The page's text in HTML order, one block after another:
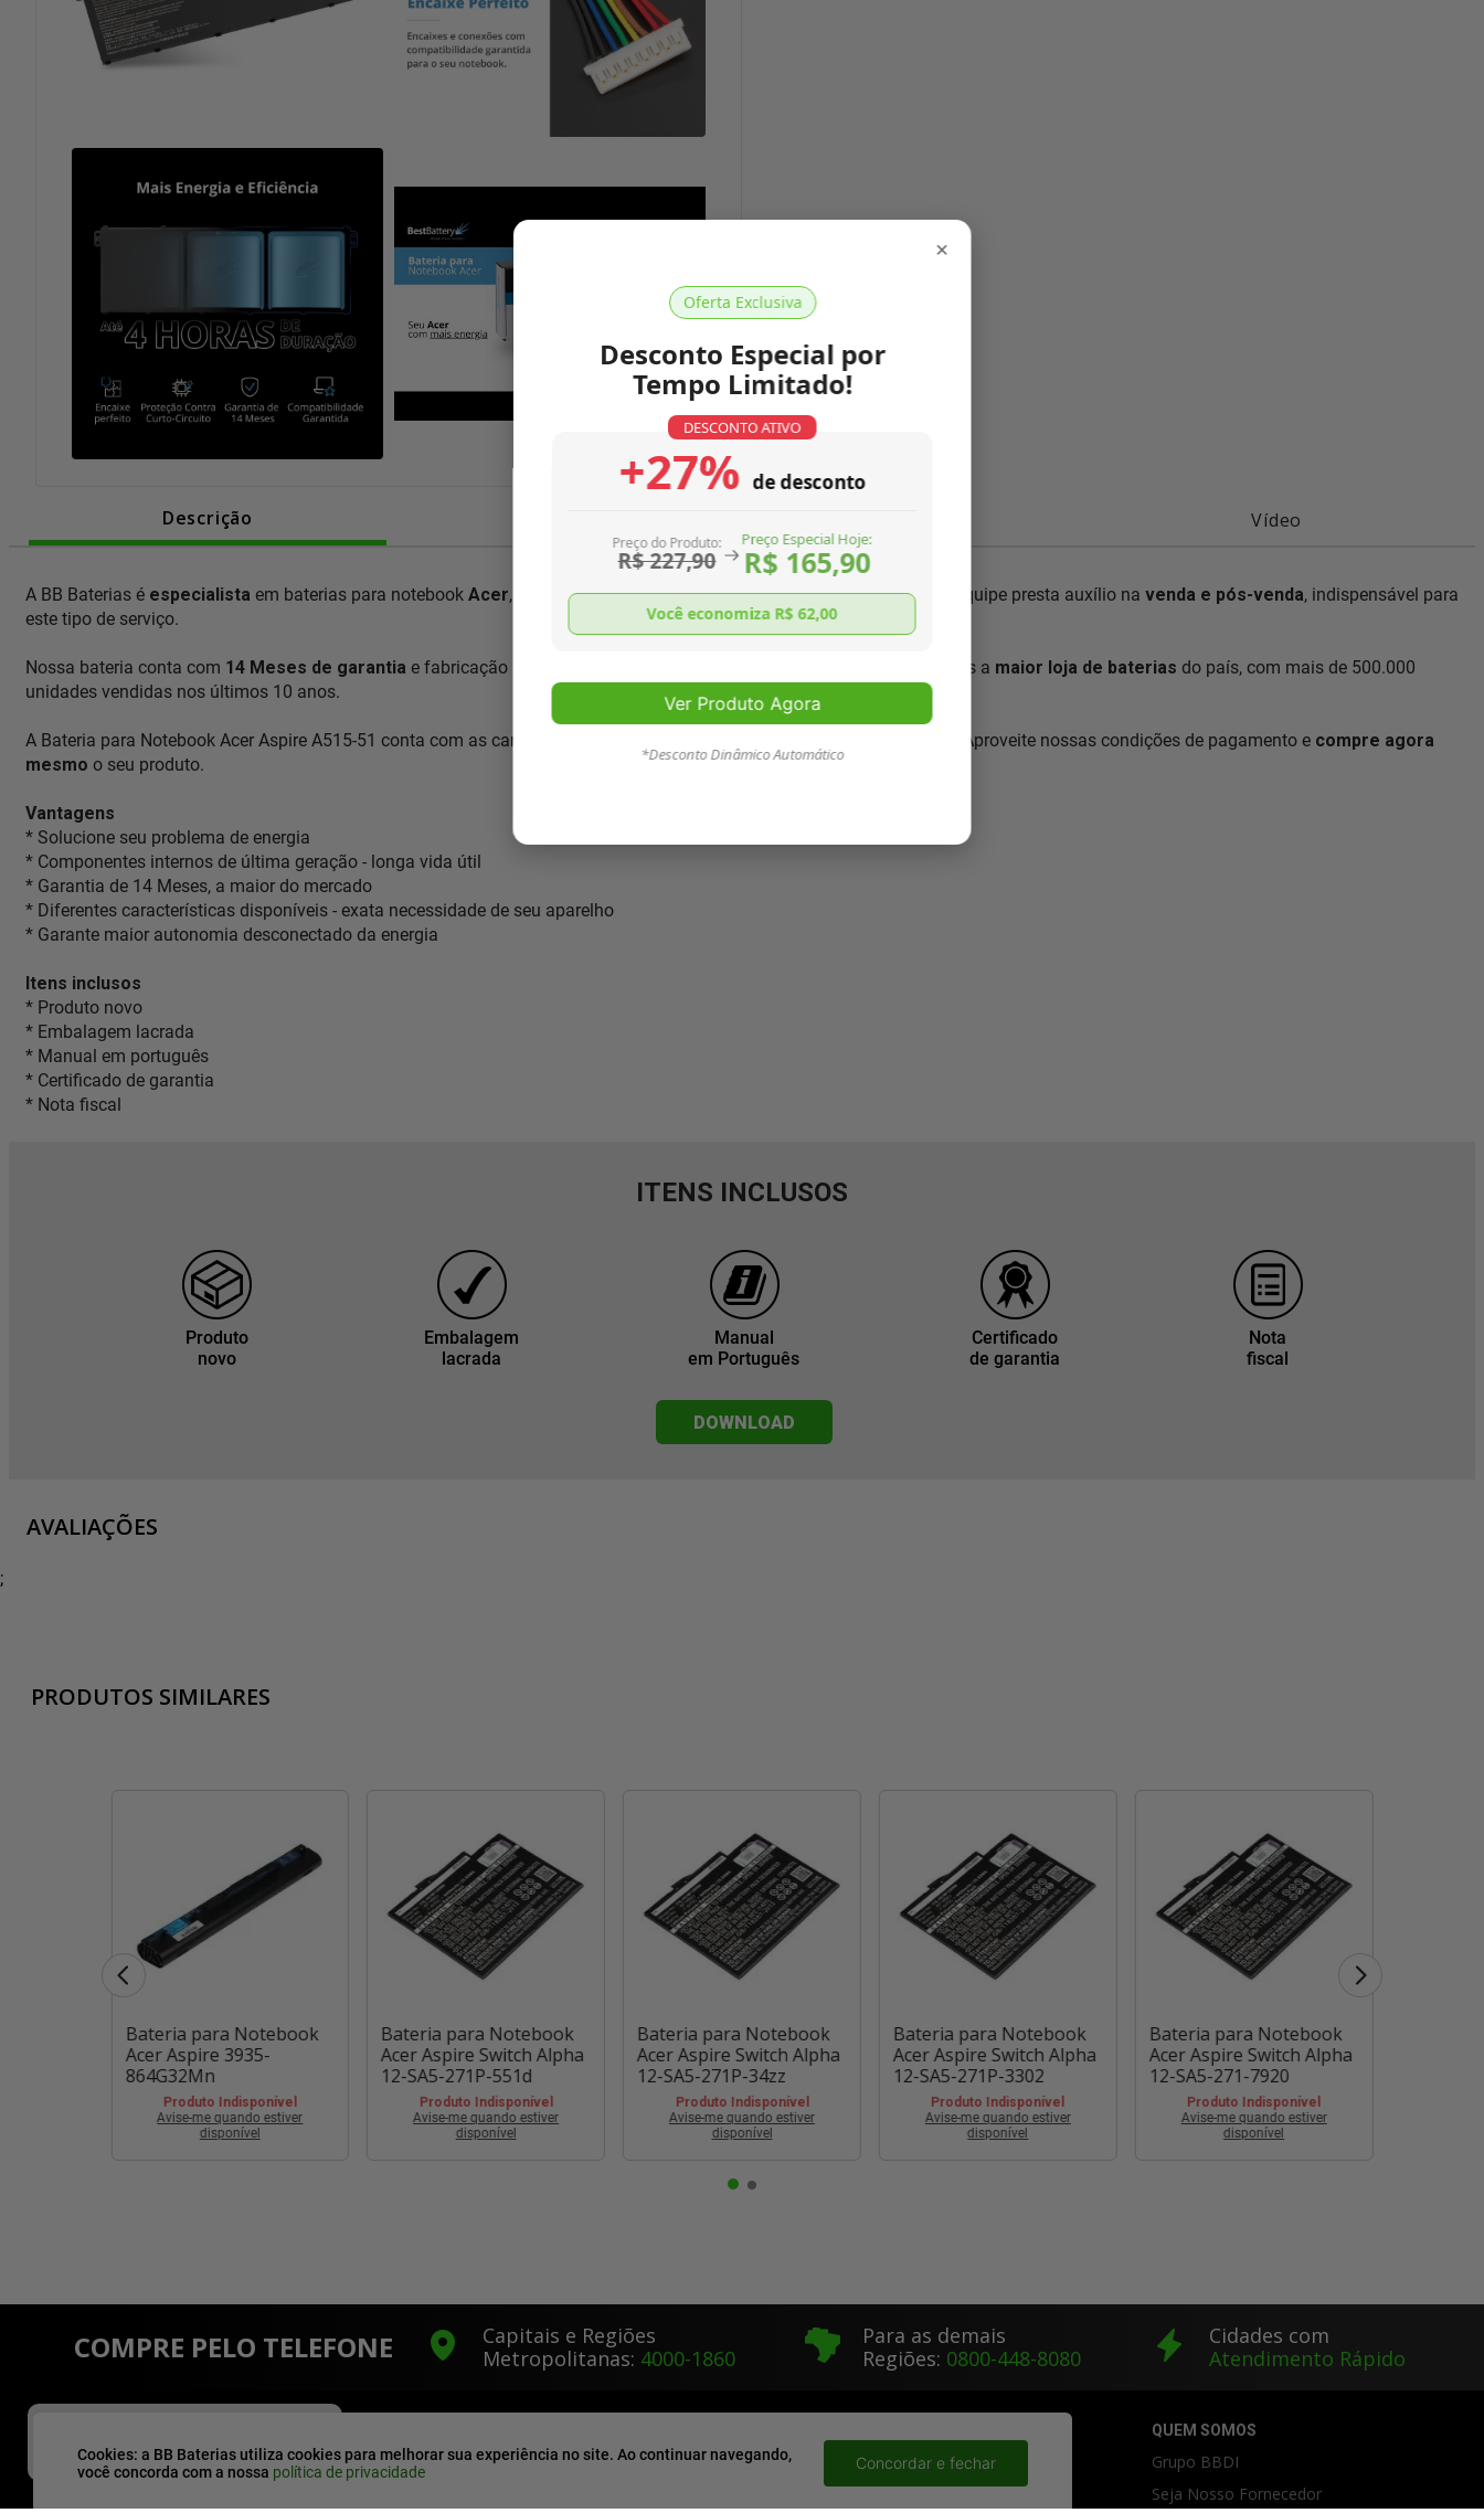
×
Oferta Exclusiva
Desconto Especial por
Tempo Limitado!
DESCONTO ATIVO
+27% de desconto
Preço do Produto:
R$ 227,90
Preço Especial Hoje:
R$ 165,90
Você economiza R$62,00
Ver Produto Agora
*Desconto Dinâmico Automático
Cookies: a BB Baterias utiliza cookies para melhorar sua experiência no site. Ao continuar navegando,
você concorda com a nossa política de privacidade Concordar e fechar
Descrição Vídeo
A BB Baterias é especialista em baterias para notebook Acer, pois conhecemos nosso produto como ninguém. Nossa equipe presta auxílio na venda e pós-venda, indispensável para
este tipo de serviço.
Nossa bateria conta com 14 Meses de garantia e fabricação segundo normas ISO 9001:2000, única no mercado. Somos a maior loja de baterias do país, com mais de 500.000
unidades vendidas nos últimos 10 anos.
A Bateria para Notebook Acer Aspire A515-51 conta com as características necessárias para . Aproveite nossas condições de pagamento e compre agora
mesmo o seu produto.
Vantagens
* Solucione seu problema de energia
* Componentes internos de última geração - longa vida útil
* Garantia de 14 Meses, a maior do mercado
* Diferentes características disponíveis - exata necessidade de seu aparelho
* Garante maior autonomia desconectado da energia
Itens inclusos
* Produto novo
* Embalagem lacrada
* Manual em português
* Certificado de garantia
* Nota fiscal
ITENS INCLUSOS
Produto
novo
Embalagem
lacrada
Manual
em Português
DOWNLOAD
Certificado
de garantia
Nota
fiscal
AVALIAÇÕES
;
PRODUTOS SIMILARES
Bateria para Notebook
Acer Aspire 3935-
864G32Mn
Produto Indisponível
Avise-me quando estiver
disponível
Bateria para Notebook
Acer Aspire Switch Alpha
12-SA5-271P-551d
Produto Indisponível
Avise-me quando estiver
disponível
Bateria para Notebook
Acer Aspire Switch Alpha
12-SA5-271P-34zz
Produto Indisponível
Avise-me quando estiver
disponível
Bateria para Notebook
Acer Aspire Switch Alpha
12-SA5-271P-3302
Produto Indisponível
Avise-me quando estiver
disponível
Bateria para Notebook
Acer Aspire Switch Alpha
12-SA5-271-7920
Produto Indisponível
Avise-me quando estiver
disponível
COMPRE PELO TELEFONE
Capitais e Regiões
Metropolitanas: 4000-1860
Para as demais
Regiões: 0800-448-8080
Cidades com
Atendimento Rápido
Baterias Para Notebooks
Dúvidas Frequentes
Atendimento Por E-Mail
QUEM SOMOS
Grupo BBDI
Seja Nosso Fornecedor
Você e mais outras
pessoas
estão vendo esse produto!